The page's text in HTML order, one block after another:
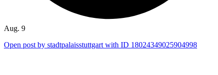
Aug. 9
Open post by stadtpalaisstuttgart with ID 18024349025904998